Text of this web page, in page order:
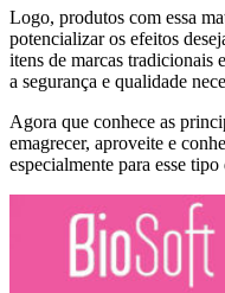
Logo, produtos com essa
potencializar os efeitos
itens de marcas tradicionais
a segurança e qualidade
Agora que conhece as
emagrecer, aproveite e
especialmente para esse